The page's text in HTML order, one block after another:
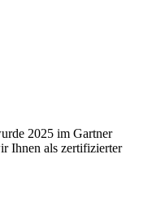
2025 im Gartner
Ihnen als zertifizierter